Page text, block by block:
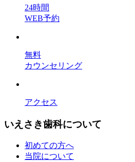
24時間
WEB予約
無料
カウンセリング
アクセス
いえさき歯科について
初めての方へ
当院について